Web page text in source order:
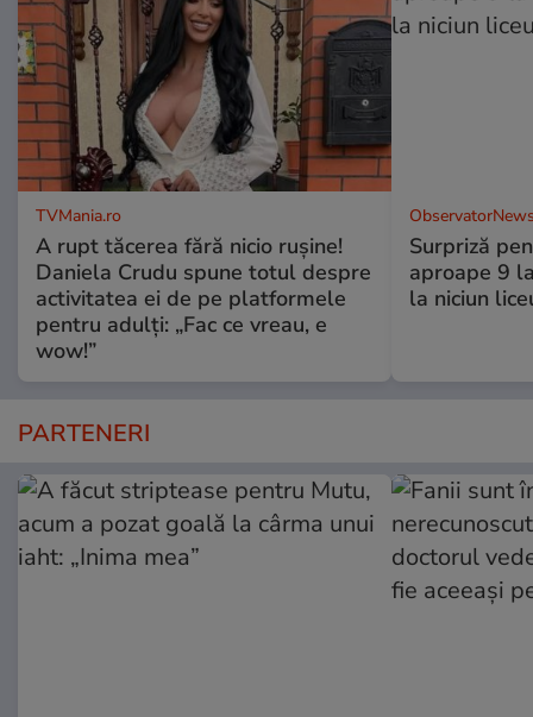
TVMania.ro
A rupt tăcerea fără nicio rușine!
Daniela Crudu spune totul despre
activitatea ei de pe platformele
pentru adulți: „Fac ce vreau, e
wow!”
Surpriză
aproape 9
la niciun
PARTENERI